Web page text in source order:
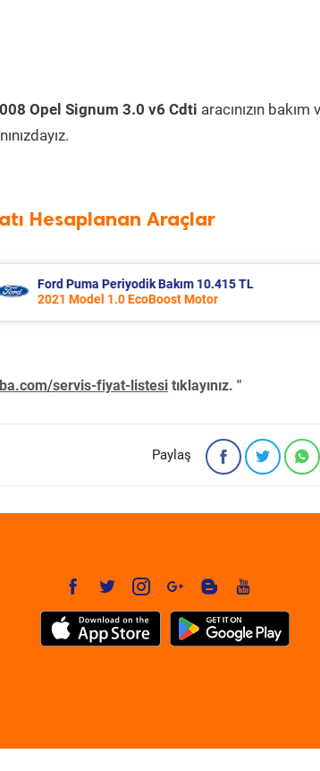
Opel Signum 3.0 v6 Cdti aracınızın bakım
Hesaplanan Araçlar
Audi A3 Periyodik Bakım 7.978 TL
2018 Model 1.0 Tfsi Motor
servis-fiyat-listesi tıklayınız. "
Paylaş